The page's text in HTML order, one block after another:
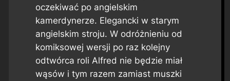
oczekiwać po angielskim
kamerdynerze. Elegancki w starym
angielskim stroju. W odróżnieniu od
komiksowej wersji po raz kolejny
odtwórca roli Alfred nie będzie miał
wąsów i tym razem zamiast muszki